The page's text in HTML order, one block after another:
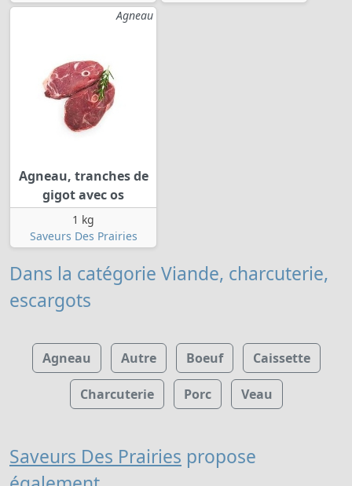
Agneau
Agneau, tranches de
gigot avec os
1 kg
Saveurs Des Prairies
Dans la catégorie Viande, charcuterie,
escargots
Agneau Autre Boeuf Caissette
Charcuterie Porc Veau
Saveurs Des Prairies propose